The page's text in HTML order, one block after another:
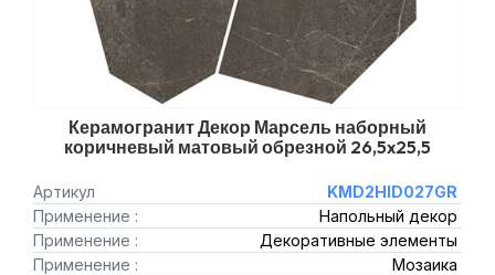
Керамогранит Декор Марсель наборный
коричневый матовый обрезной 26,5x25,5
Артикул
KMD2HID027GR
Применение :
Напольный декор
Применение :
Декоративные элементы
Применение :
Мозаика